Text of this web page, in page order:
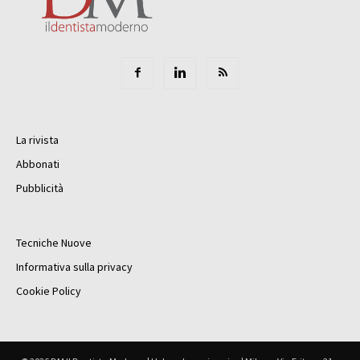
La rivista
Abbonati
Pubblicità
Tecniche Nuove
Informativa sulla privacy
Cookie Policy